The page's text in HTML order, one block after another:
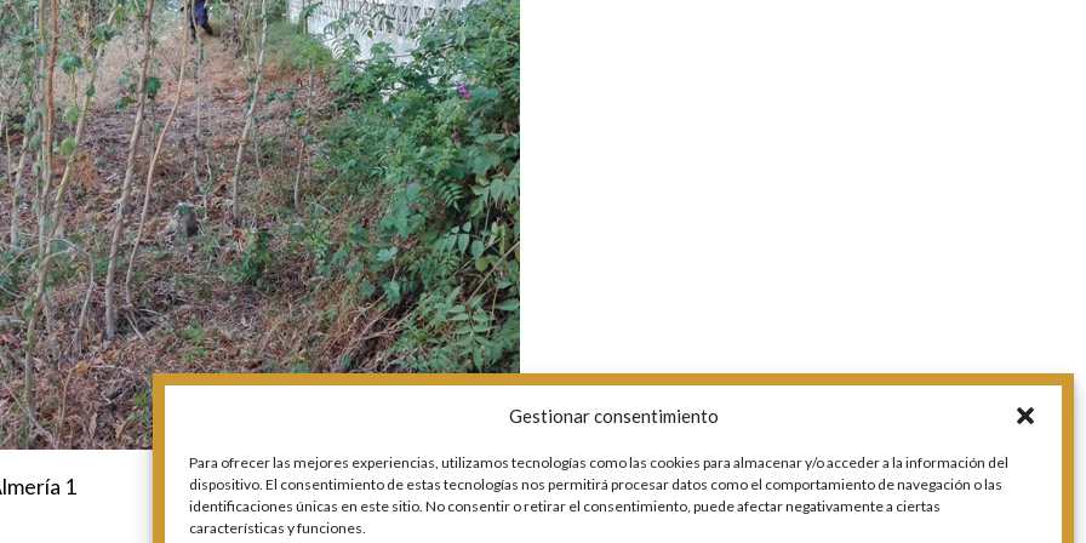
Gestionar consentimiento
Para ofrecer las mejores experiencias, utilizamos tecnologías como las cookies para almacenar y/o acceder a la información del
dispositivo. El consentimiento de estas tecnologías nos permitirá procesar datos como el comportamiento de navegación o las
identificaciones únicas en este sitio. No consentir o retirar el consentimiento, puede afectar negativamente a ciertas
características y funciones.
1